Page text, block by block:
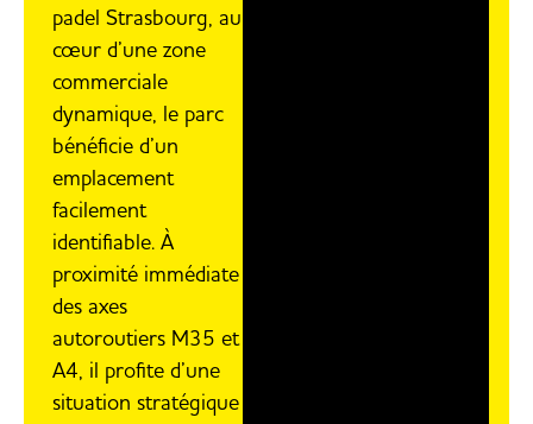
padel Strasbourg, au
cœur d’une zone
commerciale
dynamique, le parc
bénéficie d’un
emplacement
facilement
identifiable. À
proximité immédiate
des axes
autoroutiers M35 et
A4, il profite d’une
situation stratégique